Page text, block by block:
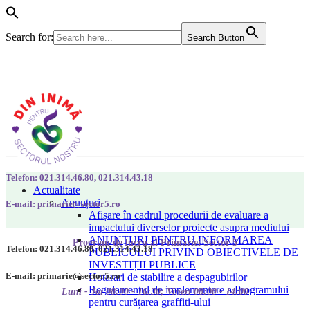
Search for: Search Button
Actualitate
Anunțuri
Afișare în cadrul procedurii de evaluare a
impactului diverselor proiecte asupra mediului
ANUNȚURI PENTRU INFORMAREA
PUBLICULUI PRIVIND OBIECTIVELE DE
INVESTIȚII PUBLICE
Hotarari de stabilire a despagubirilor
Regulamentul de implementare a Programului
pentru curățarea graffiti-ului
Telefon: 021.314.46.80, 021.314.43.18
E-mail: primarie@sector5.ro
Program de lucru al Primăriei Sector 5
Luni - Joi 08:00 - 16:30; Vineri 08:00 - 14:00
Telefon: 021.314.46.80, 021.314.43.18
E-mail: primarie@sector5.ro